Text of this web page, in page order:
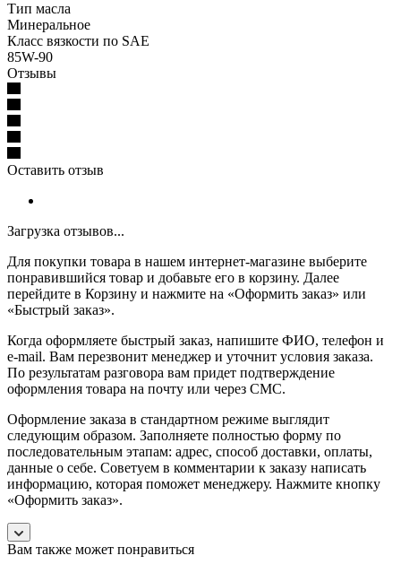
Тип масла
Минеральное
Класс вязкости по SAE
85W-90
Отзывы
Оставить отзыв
Загрузка отзывов...
Для покупки товара в нашем интернет-магазине выберите
понравившийся товар и добавьте его в корзину. Далее
перейдите в Корзину и нажмите на «Оформить заказ» или
«Быстрый заказ».
Когда оформляете быстрый заказ, напишите ФИО, телефон и
e-mail. Вам перезвонит менеджер и уточнит условия заказа.
По результатам разговора вам придет подтверждение
оформления товара на почту или через СМС.
Оформление заказа в стандартном режиме выглядит
следующим образом. Заполняете полностью форму по
последовательным этапам: адрес, способ доставки, оплаты,
данные о себе. Советуем в комментарии к заказу написать
информацию, которая поможет менеджеру. Нажмите кнопку
«Оформить заказ».
Вам также может понравиться